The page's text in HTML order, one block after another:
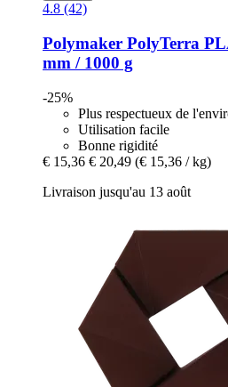
4.8 (42)
Polymaker PolyTerra
mm / 1000 g
-25%
Plus respectueux de
Utilisation facile
Bonne rigidité
€ 15,36 € 20,49 (€ 15,36 / kg)
Livraison jusqu'au 13 août